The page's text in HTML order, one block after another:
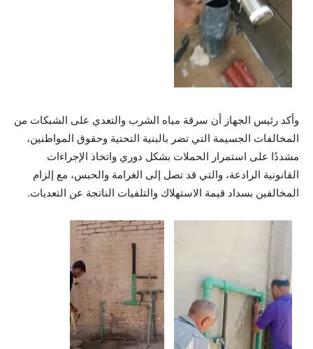
وأكد رئيس الجهاز أن سرقة مياه الشرب والتعدي على الشبكات من
المخالفات الجسيمة التي تضر بالبنية التحتية وحقوق المواطنين،
مشددًا على استمرار الحملات بشكل دوري واتخاذ الإجراءات
القانونية الرادعة، والتي قد تصل إلى الغرامة والحبس، مع إلزام
المخالفين بسداد قيمة الاستهلاك والتلفيات الناتجة عن التعديات.